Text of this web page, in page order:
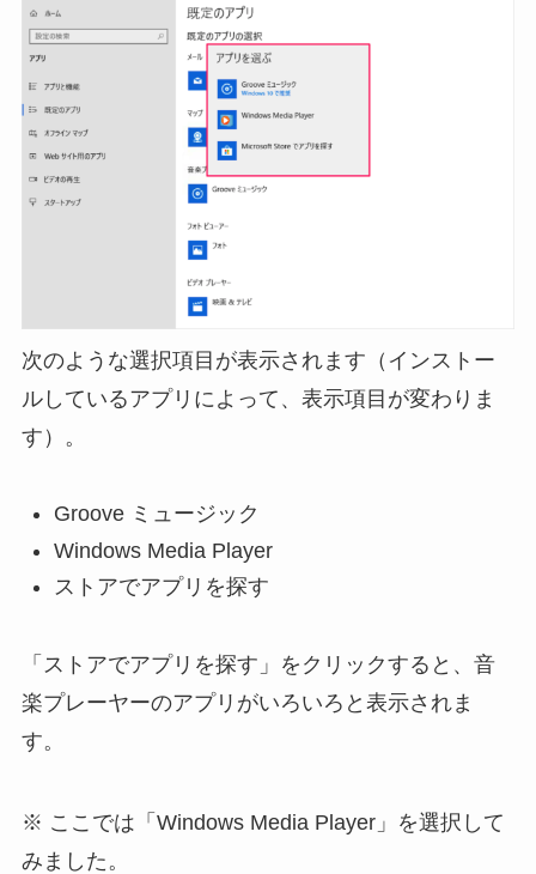
次のような選択項目が表示されます（インストー
ルしているアプリによって、表示項目が変わりま
す）。
Groove ミュージック
Windows Media Player
ストアでアプリを探す
「ストアでアプリを探す」をクリックすると、音
楽プレーヤーのアプリがいろいろと表示されま
す。
※ ここでは「Windows Media Player」を選択して
みました。